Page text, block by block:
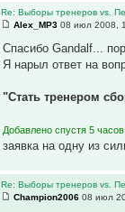
Re: Выборы тренеров vs.
Alex_MP3 08 июл 2008,
Спасибо Gandalf...
Я нарыл ответ на
"Стать тренером
Добавлено спустя 5
заявка на одну из
Re: Выборы тренеров vs.
Champion2006 08 июл